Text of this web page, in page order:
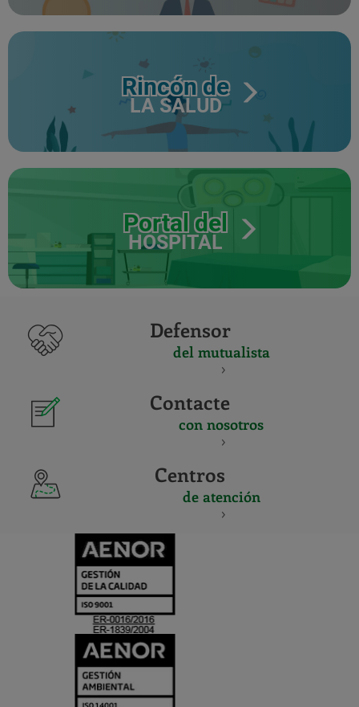
Rincón de
LA SALUD
Portal del
HOSPITAL
Defensor
del mutualista
Contacte
con nosotros
Centros
de atención